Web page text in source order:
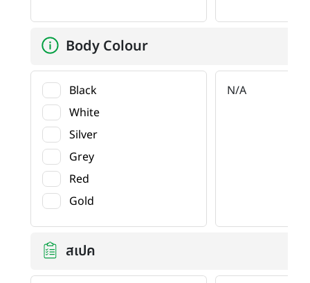
Body Colour
Black
White
Silver
Grey
Red
Gold
N/A
สเปค